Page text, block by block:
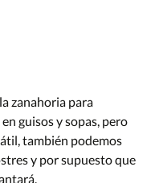
zanahoria para
guisos y sopas, pero
también podemos
y por supuesto que